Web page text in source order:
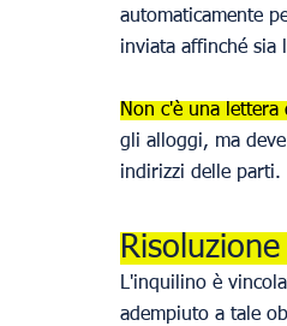
automaticamente
inviata affinché sia
Non c'è una
gli alloggi, ma
indirizzi delle parti.
L'inquilino è
adempiuto a tale